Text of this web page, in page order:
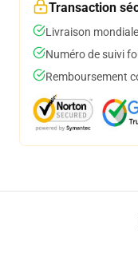
Transaction
Livraison
Numéro de suivi
Remboursement